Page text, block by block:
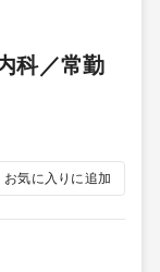
科／常勤
お気に入りに追加